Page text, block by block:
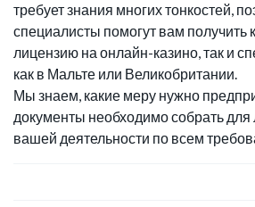
требует знания многих тонкостей,
специалисты помогут вам получить
лицензию на онлайн-казино, так и
как в Мальте или Великобритании.
Мы знаем, какие меру нужно
документы необходимо собрать для
вашей деятельности по всем